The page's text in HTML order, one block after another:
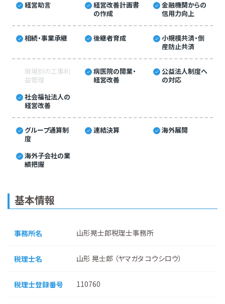
経営助言
経営改善計画書
の作成
金融機関からの
信用力向上
相続・事業承継 後継者育成
小規模共済・倒
産防止共済
現場別の工事利
益管理
病医院の開業・
経営改善
公益法人制度へ
の対応
社会福祉法人の
経営改善
グループ通算制
度
連結決算 海外展開
海外子会社の業
績把握
基本情報
事務所名 山形晃士郎税理士事務所
税理士名 山形 晃士郎 （ヤマガタ コウシロウ）
税理士登録番号 110760